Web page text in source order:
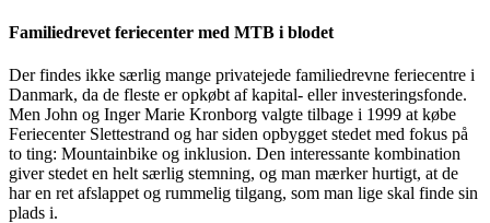
Familiedrevet feriecenter med MTB i blodet
Der findes ikke særlig mange privatejede familiedrevne feriecentre i
Danmark, da de fleste er opkøbt af kapital- eller investeringsfonde.
Men John og Inger Marie Kronborg valgte tilbage i 1999 at købe
Feriecenter Slettestrand og har siden opbygget stedet med fokus på
to ting: Mountainbike og inklusion. Den interessante kombination
giver stedet en helt særlig stemning, og man mærker hurtigt, at de
har en ret afslappet og rummelig tilgang, som man lige skal finde sin
plads i.